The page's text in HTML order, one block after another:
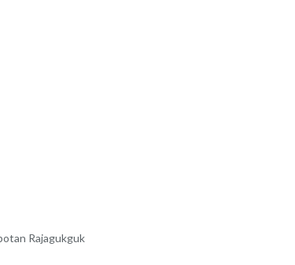
Rajagukguk